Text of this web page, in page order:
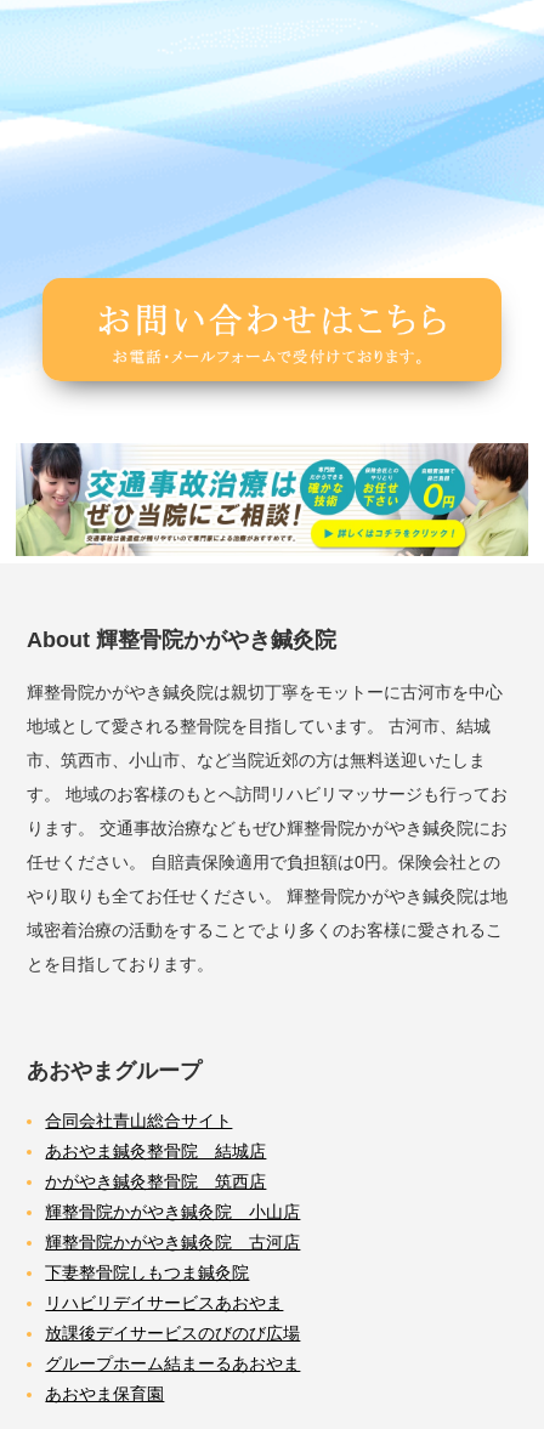
About 輝整骨院かがやき鍼灸院
輝整骨院かがやき鍼灸院は親切丁寧をモットーに古河市を中心
地域として愛される整骨院を目指しています。 古河市、結城
市、筑西市、小山市、など当院近郊の方は無料送迎いたしま
す。 地域のお客様のもとへ訪問リハビリマッサージも行ってお
ります。 交通事故治療などもぜひ輝整骨院かがやき鍼灸院にお
任せください。 自賠責保険適用で負担額は0円。保険会社との
やり取りも全てお任せください。 輝整骨院かがやき鍼灸院は地
域密着治療の活動をすることでより多くのお客様に愛されるこ
とを目指しております。
あおやまグループ
合同会社青山総合サイト
あおやま鍼灸整骨院 結城店
かがやき鍼灸整骨院 筑西店
輝整骨院かがやき鍼灸院 小山店
輝整骨院かがやき鍼灸院 古河店
下妻整骨院しもつま鍼灸院
リハビリデイサービスあおやま
放課後デイサービスのびのび広場
グループホーム結まーるあおやま
あおやま保育園